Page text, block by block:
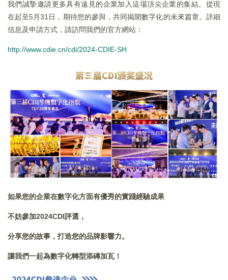
我們誠摯邀請更多具有遠見的企業加入這場頂尖企業的集結。從現
在起至5月31日，期待您的參與，共同揭開數字化的未來篇章。詳細
信息及申請方式，請訪問我們的官方網站：
http://www.cdie.cn/cdi/2024-CDIE-SH
如果您的企業在數字化方面有優秀的實踐經驗成果
不妨參加2024CDI評選，
分享您的故事，打造您的品牌影響力。
讓我們一起為數字化轉型添磚加瓦！